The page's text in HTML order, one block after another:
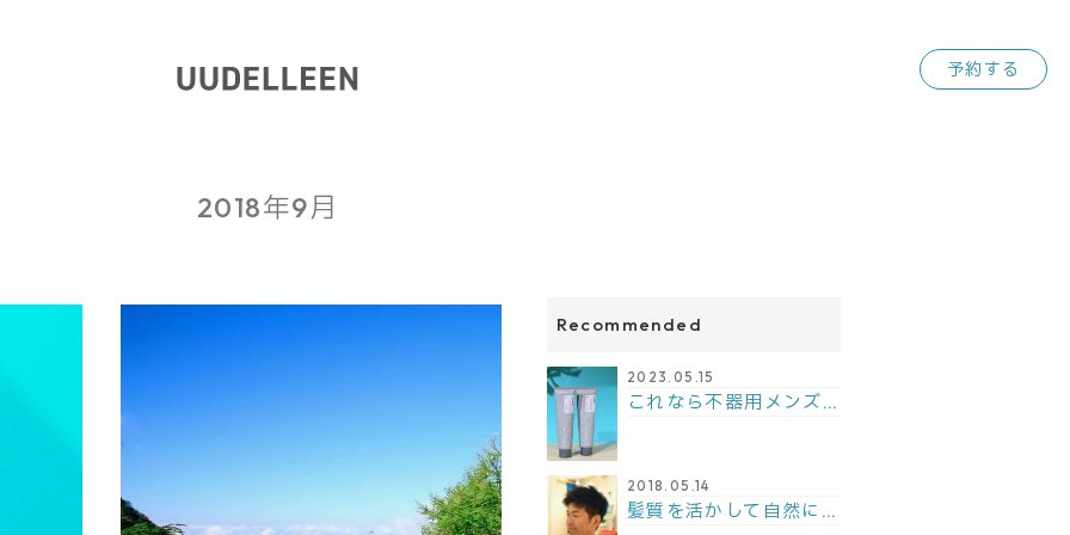
予約する
2018年9月
Recommended
2023.05.15
これなら不器用メンズでも大丈夫！固まる時間が遅いジェル！
2018.05.14
髪質を活かして自然にシルエットが出るようカットしました